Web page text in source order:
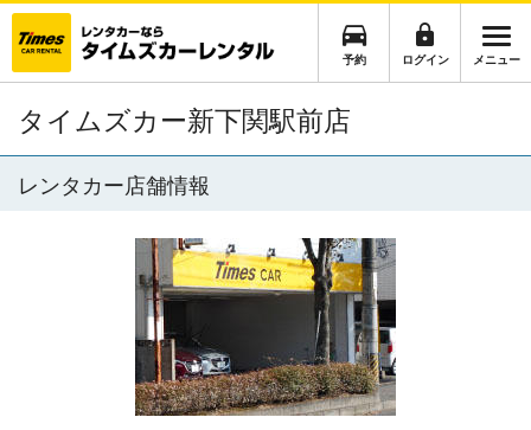
予約 ログイン メニュー
タイムズカー新下関駅前店
レンタカー店舗情報